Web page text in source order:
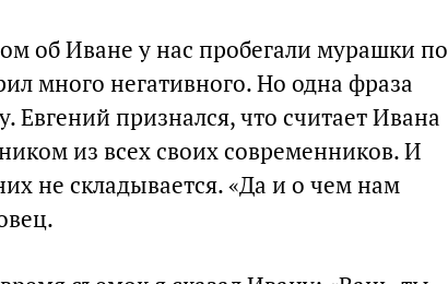
об Иване у нас пробегали мурашки по
много негативного. Но одна фраза
Евгений признался, что считает Ивана
из всех своих современников. И
не складывается. «Да и о чем нам